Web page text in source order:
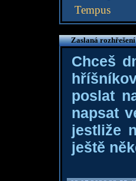
Tempus
Zaslaná rozhřešení
Chceš
poslat
napsat
jestliže
ještě